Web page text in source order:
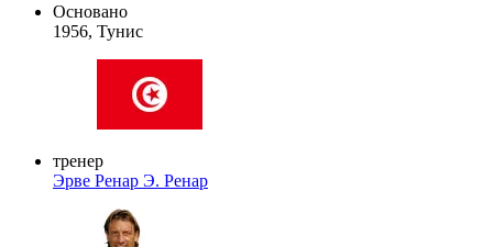
Основано
1956, Тунис
тренер
Эрве Ренар Э. Ренар